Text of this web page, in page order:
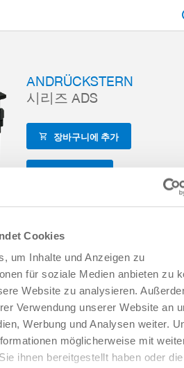
Cookies
um Inhalte und Anzeigen zu
für soziale Medien anbieten zu
Website zu analysieren.
Verwendung unserer Website an
Werbung und Analysen weiter.
möglicherweise mit
ihnen bereitgestellt haben oder
ANDRÜCKSTERN
시리즈 ADS
장바구니에 추가